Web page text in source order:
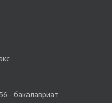
- бакалавриат